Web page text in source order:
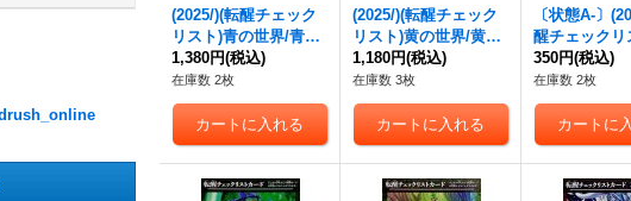
(2025/)(転醒チェック
リスト)青の世界/青き
異神【-】{BS73-TCP0
6a/BS73-TCP06b}
《青》
1,380円(税込)
在庫数 2枚
(2025/)(転醒チェック
リスト)黄の世界/黄の
夢想神【-】{BS73-TC
P05a/BS73-TCP05b}
《黄》
1,180円(税込)
在庫数 3枚
〔状態A-〕
醒チェックリ
の番犬クロノ
ス/時の狭間【
47-RV010}《
350円(税込)
在庫数 2枚